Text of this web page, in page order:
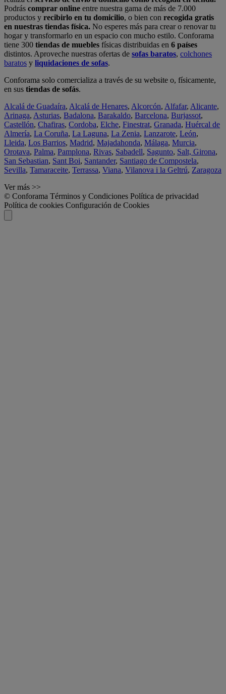
Podrás comprar online entre nuestra gama de más de 7.000
productos y recibirlo en tu domicilio, o bien con recogida gratis
en nuestras tiendas física. No esperes más para crear o renovar tu
hogar y transformarlo en un espacio con mucho estilo. Conforama
tiene 300 tiendas de muebles físicas distribuidas en 6 países
distintos. Aproveche nuestras ofertas de sofas baratos, colchones
baratos y liquidaciones de sofas.
Conforama solo comercializa a través de su website o, físicamente,
en sus tiendas de sofás.
Alcalá de Guadaíra, Alcalá de Henares, Alcorcón, Alfafar, Alicante,
Arinaga, Asturias, Badalona, Barakaldo, Barcelona, Burjassot,
Castellón, Chafiras, Cordoba, Elche, Finestrat, Granada, Huércal de
Almería, La Coruña, La Laguna, La Zenia, Lanzarote, León,
Lleida, Los Barrios, Madrid, Majadahonda, Málaga, Murcia,
Orotava, Palma, Pamplona, Rivas, Sabadell, Sagunto, Salt, Girona,
San Sebastian, Sant Boi, Santander, Santiago de Compostela,
Sevilla, Tamaraceite, Terrassa, Viana, Vilanova i la Geltrú, Zaragoza
Ver más >>
© Conforama Términos y Condiciones Política de privacidad
Política de cookies Configuración de Cookies